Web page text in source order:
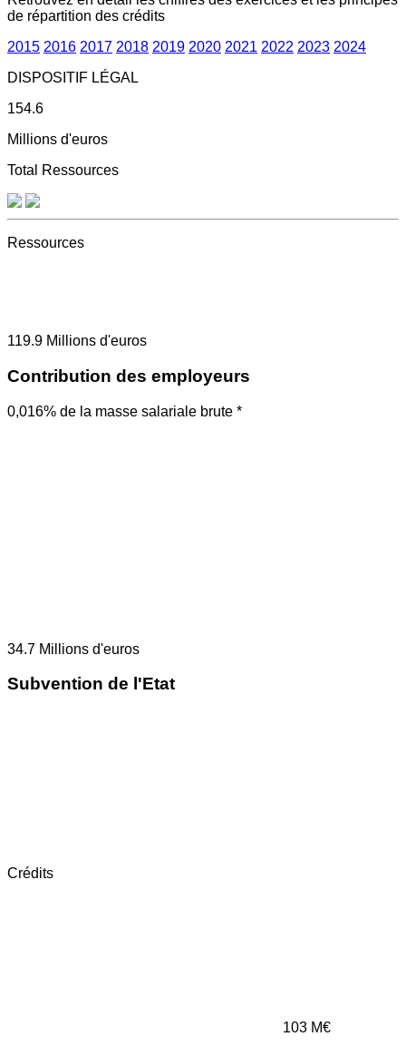
de répartition des crédits
2015 2016 2017 2018 2019 2020 2021 2022 2023 2024
DISPOSITIF LÉGAL
154.6
Millions d'euros
Total Ressources
Ressources
119.9 Millions d'euros
Contribution des employeurs
0,016% de la masse salariale brute *
34.7 Millions d'euros
Subvention de l'Etat
Crédits
103 M€